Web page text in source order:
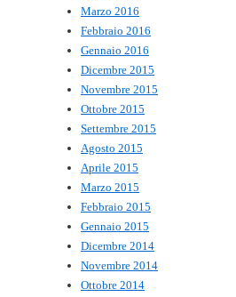
Marzo 2016
Febbraio 2016
Gennaio 2016
Dicembre 2015
Novembre 2015
Ottobre 2015
Settembre 2015
Agosto 2015
Aprile 2015
Marzo 2015
Febbraio 2015
Gennaio 2015
Dicembre 2014
Novembre 2014
Ottobre 2014